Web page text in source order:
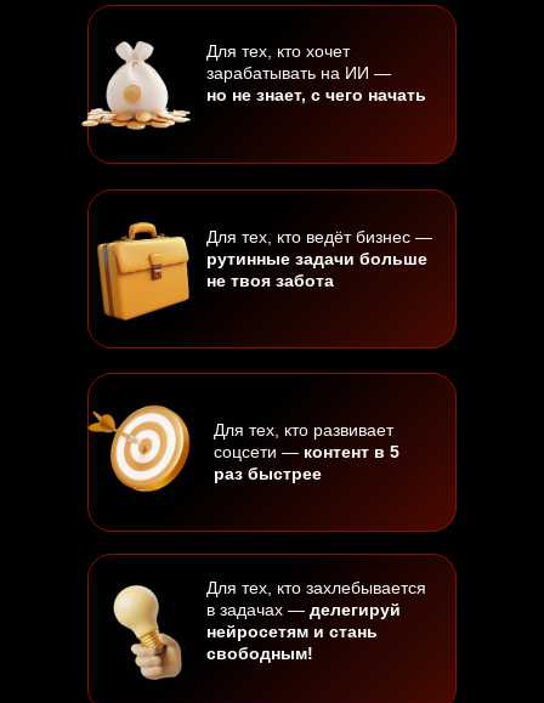
Для тех, кто захлебывается
в задачах — делегируй
нейросетям и стань
свободным!
Для тех, кто развивает
соцсети — контент в 5
раз быстрее
Для тех, кто хочет
зарабатывать на ИИ —
но не знает, с чего начать
Для тех, кто ведёт бизнес —
рутинные задачи больше
не твоя забота